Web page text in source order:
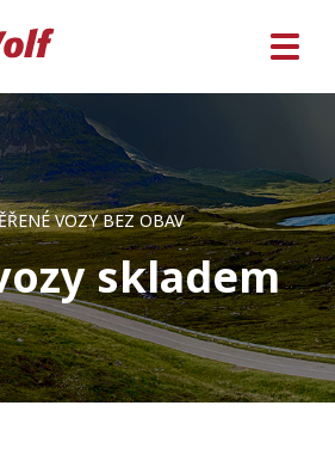
VOZY BEZ OBAV
skladem